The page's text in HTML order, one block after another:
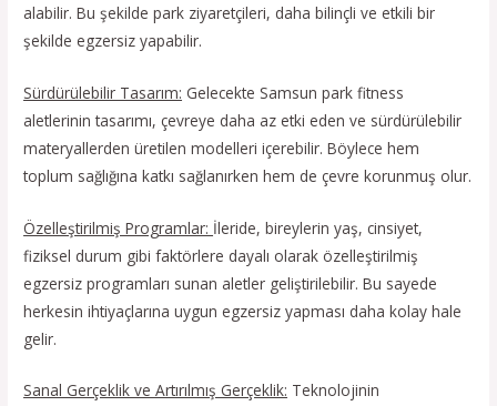
alabilir. Bu şekilde park ziyaretçileri, daha bilinçli ve etkili bir
şekilde egzersiz yapabilir.
Sürdürülebilir Tasarım: Gelecekte Samsun park fitness
aletlerinin tasarımı, çevreye daha az etki eden ve sürdürülebilir
materyallerden üretilen modelleri içerebilir. Böylece hem
toplum sağlığına katkı sağlanırken hem de çevre korunmuş olur.
Özelleştirilmiş Programlar: İleride, bireylerin yaş, cinsiyet,
fiziksel durum gibi faktörlere dayalı olarak özelleştirilmiş
egzersiz programları sunan aletler geliştirilebilir. Bu sayede
herkesin ihtiyaçlarına uygun egzersiz yapması daha kolay hale
gelir.
Sanal Gerçeklik ve Artırılmış Gerçeklik: Teknolojinin